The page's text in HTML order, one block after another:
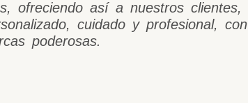
ofreciendo así a nuestros clientes,
cuidado y profesional, con
poderosas.